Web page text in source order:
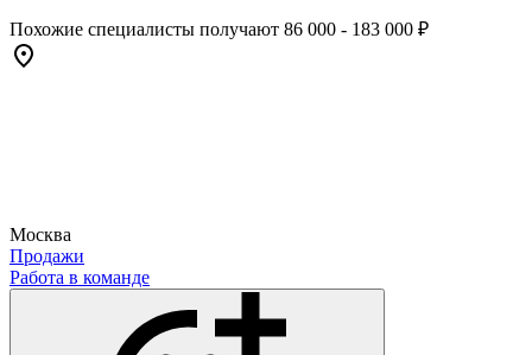
Похожие специалисты получают 86 000 - 183 000 ₽
Москва
Продажи
Работа в команде